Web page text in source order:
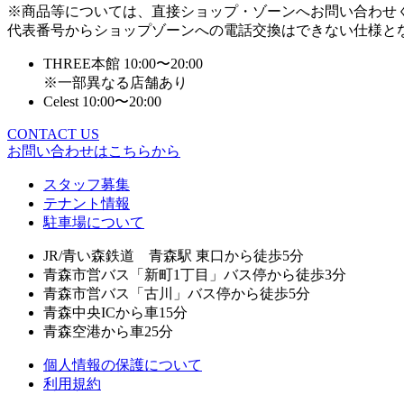
※商品等については、直接ショップ・ゾーンへお問い合わせ
代表番号からショップゾーンへの電話交換はできない仕様と
THREE本館 10:00〜20:00
※一部異なる店舗あり
Celest 10:00〜20:00
CONTACT US
お問い合わせはこちらから
スタッフ募集
テナント情報
駐車場について
JR/青い森鉄道 青森駅 東口から徒歩5分
青森市営バス「新町1丁目」バス停から徒歩3分
青森市営バス「古川」バス停から徒歩5分
青森中央ICから車15分
青森空港から車25分
個人情報の保護について
利用規約